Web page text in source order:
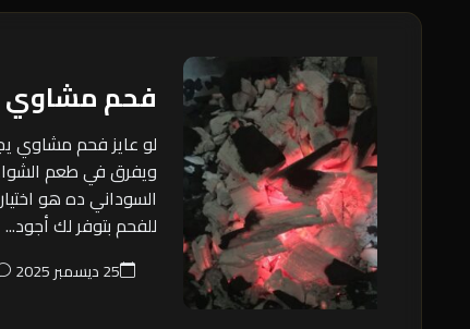
فحم مشاوي
لو عايز فحم مشاوي
ويفرق في طعم
السوداني ده هو
للفحم بتوفر لك أجود...
25 ديسمبر 2025